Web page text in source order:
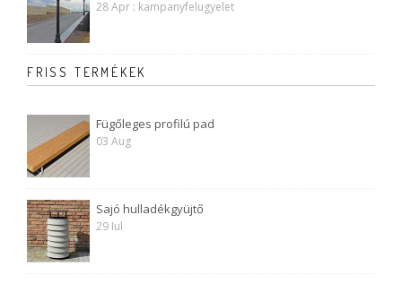
28 Apr : kampanyfelugyelet
FRISS TERMÉKEK
Fügőleges profilú pad
03 Aug
Sajó hulladékgyüjtő
29 Iul